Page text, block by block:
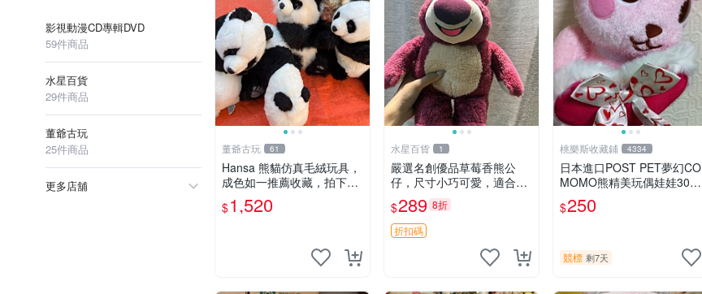
影視動漫CD專輯DVD
59件商品
水星百貨
29件商品
董爺古玩
25件商品
更多店舖
董爺古玩 61
Hansa 熊貓仿真毛絨玩具，
成色如一推薦收藏，拍下無
疑心 熊貓 毛絨玩具 收藏
$1,520
水星百貨 1
嚴選名創優品草莓香熊公
仔，尺寸小巧可愛，適合收
藏賞玩 30cm 玩具 公仔 草
莓熊
$289 8折
折扣碼
桃樂斯收藏鋪 4334
日本進口POST PET夢幻CO
MOMO熊精美玩偶娃娃30c
m
$250
競標 剩7天